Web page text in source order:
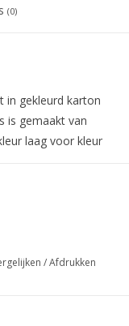
(0)
in gekleurd karton
is gemaakt van
laag voor kleur
geen
/Afdrukken